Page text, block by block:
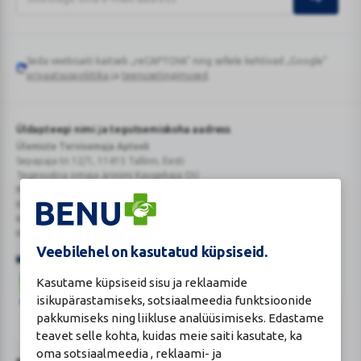
Veebilehel on kasutatud küpsiseid.
Kasutame küpsiseid sisu ja reklaamide
isikupärastamiseks, sotsiaalmeedia funktsioonide
pakkumiseks ning liikluse analüüsimiseks. Edastame
teavet selle kohta, kuidas meie saiti kasutate, ka
oma sotsiaalmeedia , reklaami- ja
Google
Seda veebisaiti kaitseb „reCAPTCHA“ ning sellele kehtivad „Google“
privaatsuspoliitika ja teenusetingimused
Üldapteegi nimi ja tegutsemiskoha aadress
Ülemiste Tervisemaja Apteek
Sepapaja tn 12/1, 11415 Tallinn, Eesti
Tegevusloa omaja ärinimi Kaugekaja OÜ
KMKR: EE102231405
Kehtiva tegevsloa nr 807
Veterinaarravimi